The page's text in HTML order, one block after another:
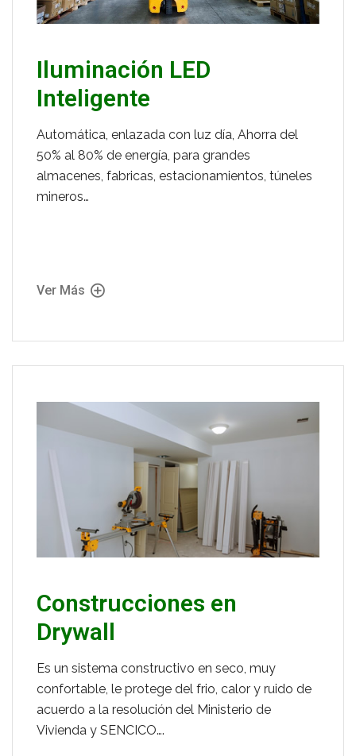
Iluminación LED
Inteligente
Automática, enlazada con luz día, Ahorra del
50% al 80% de energía, para grandes
almacenes, fabricas, estacionamientos, túneles
mineros…
Ver Más
Construcciones en
Drywall
Es un sistema constructivo en seco, muy
confortable, le protege del frio, calor y ruido de
acuerdo a la resolución del Ministerio de
Vivienda y SENCICO….